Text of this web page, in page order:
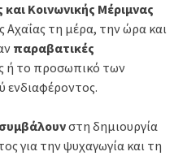
και Κοινωνικής Μέριμνας
Αχαΐας τη μέρα, την ώρα και
παραβατικές
ή το προσωπικό των
ενδιαφέροντος.
στη δημιουργία
για την ψυχαγωγία και τη